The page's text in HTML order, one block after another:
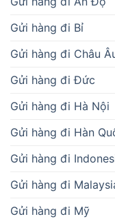
Gửi hàng đi Bỉ
Gửi hàng đi Châu
Gửi hàng đi Đức
Gửi hàng đi Hà Nội
Gửi hàng đi Hàn
Gửi hàng đi
Gửi hàng đi
Gửi hàng đi Mỹ